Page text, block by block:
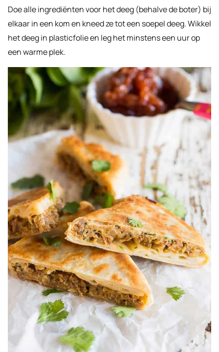
Doe alle ingrediënten voor het deeg (behalve de boter) bij
elkaar in een kom en kneed ze tot een soepel deeg. Wikkel
het deeg in plasticfolie en leg het minstens een uur op
een warme plek.